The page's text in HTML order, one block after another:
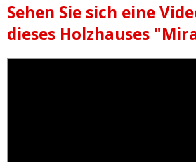
Sehen Sie sich eine
dieses Holzhauses